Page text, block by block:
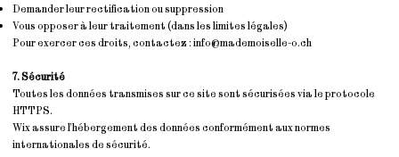
Demander leur rectification ou suppression
Vous opposer à leur traitement (dans les limites légales)
Pour exercer ces droits, contactez : info@mademoiselle-o.ch
7. Sécurité
Toutes les données transmises sur ce site sont sécurisées via le protocole
HTTPS.
Wix assure l’hébergement des données conformément aux normes
internationales de sécurité.